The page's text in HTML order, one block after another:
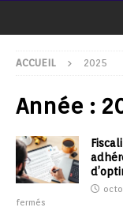
ACCUEIL 2025
Année :
fermés